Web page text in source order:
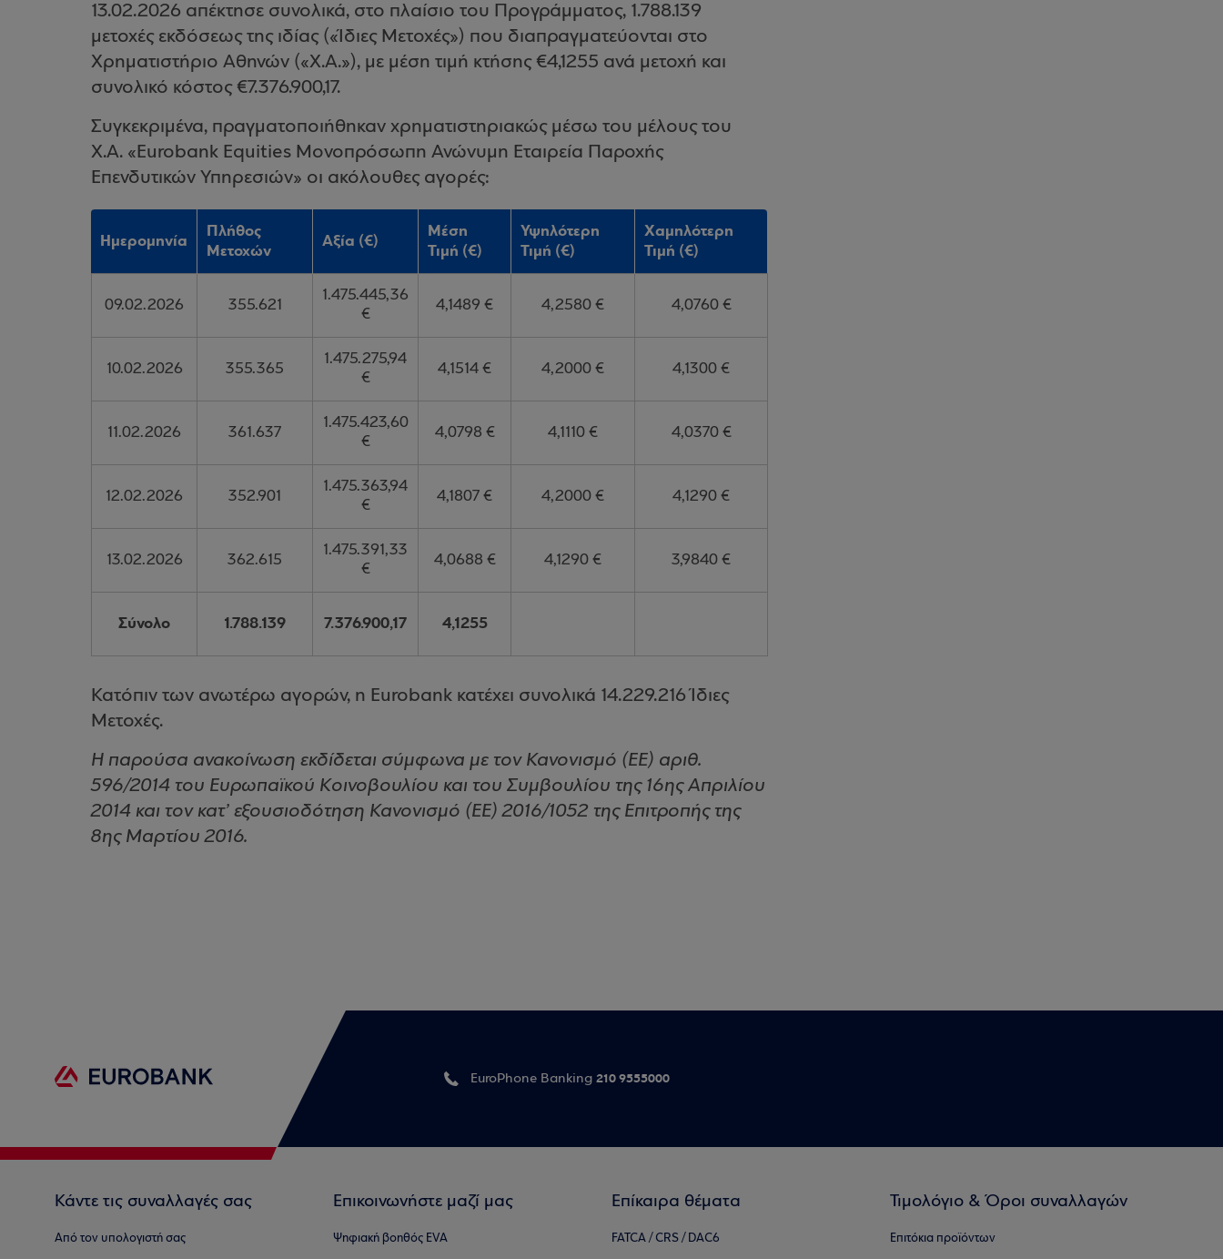
13.02.2026 απέκτησε συνολικά, στο πλαίσιο του Προγράμματος, 1.788.139
μετοχές εκδόσεως της ιδίας («Ίδιες Μετοχές») που διαπραγματεύονται στο
Χρηματιστήριο Αθηνών («Χ.Α.»), με μέση τιμή κτήσης €4,1255 ανά μετοχή και
συνολικό κόστος €7.376.900,17.
Συγκεκριμένα, πραγματοποιήθηκαν χρηματιστηριακώς μέσω του μέλους του
Χ.Α. «Eurobank Equities Μονοπρόσωπη Ανώνυμη Εταιρεία Παροχής
Επενδυτικών Υπηρεσιών» οι ακόλουθες αγορές:
Ημερομηνία
Πλήθος
Μετοχών
Αξία (€)
Μέση
Τιμή (€)
Υψηλότερη
Τιμή (€)
Χαμηλότερη
Τιμή (€)
09.02.2026 355.621
1.475.445,36
€
4,1489 € 4,2580 € 4,0760 €
10.02.2026 355.365
1.475.275,94
€
4,1514 € 4,2000 € 4,1300 €
11.02.2026 361.637
1.475.423,60
€
4,0798 € 4,1110 € 4,0370 €
12.02.2026 352.901
1.475.363,94
€
4,1807 € 4,2000 € 4,1290 €
13.02.2026 362.615
1.475.391,33
€
4,0688 € 4,1290 € 3,9840 €
Σύνολο 1.788.139 7.376.900,17 4,1255
Κατόπιν των ανωτέρω αγορών, η Eurobank κατέχει συνολικά 14.229.216 Ίδιες
Μετοχές.
Η παρούσα ανακοίνωση εκδίδεται σύμφωνα με τον Κανονισμό (ΕΕ) αριθ.
596/2014 του Ευρωπαϊκού Κοινοβουλίου και του Συμβουλίου της 16ης Απριλίου
2014 και τον κατ’ εξουσιοδότηση Κανονισμό (ΕΕ) 2016/1052 της Επιτροπής της
8ης Μαρτίου 2016.
EuroPhone Banking 210 9555000
Κάντε τις συναλλαγές σας
Από τον υπολογιστή σας
Επικοινωνήστε μαζί μας
Ψηφιακή βοηθός EVA
Επίκαιρα θέματα
FATCA / CRS / DAC6
Τιμολόγιο & Όροι συναλλαγών
Επιτόκια προϊόντων